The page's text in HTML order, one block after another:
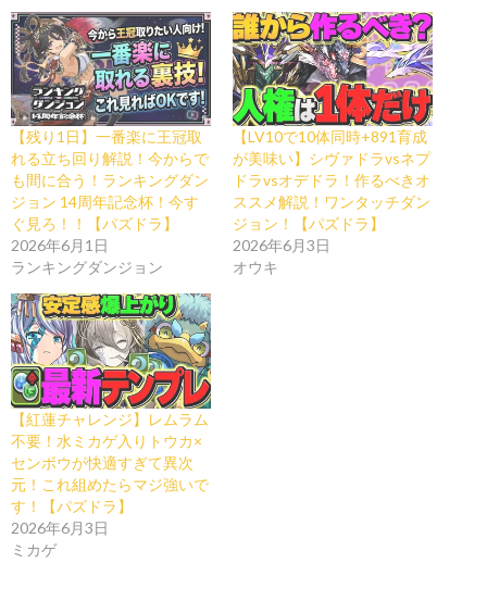
【残り1日】一番楽に王冠取
れる立ち回り解説！今からで
も間に合う！ランキングダン
ジョン 14周年記念杯！今す
ぐ見ろ！！【パズドラ】
2026年6月1日
ランキングダンジョン
【LV10で10体同時+891育成
が美味い】シヴァドラvsネプ
ドラvsオデドラ！作るべきオ
ススメ解説！ワンタッチダン
ジョン！【パズドラ】
2026年6月3日
オウキ
【紅蓮チャレンジ】レムラム
不要！水ミカゲ入りトウカ×
センボウが快適すぎて異次
元！これ組めたらマジ強いで
す！【パズドラ】
2026年6月3日
ミカゲ